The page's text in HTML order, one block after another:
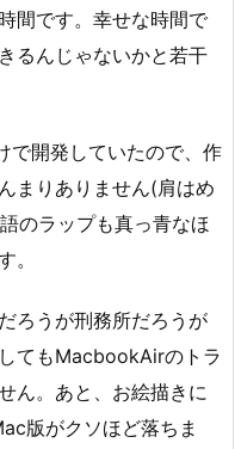
間です。幸せな時間で
るんじゃないかと若干
で開発していたので、作
まりありません(肩はめ
のラップも真っ青なほ
。
ろうが刑務所だろうが
てもMacbookAirのトラ
ん。あと、お絵描きに
版がクソほど落ちま